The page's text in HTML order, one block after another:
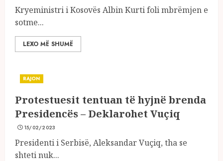
Kryeministri i Kosovës Albin Kurti foli mbrëmjen e
sotme...
LEXO MË SHUMË
RAJON
Protestuesit tentuan të hyjnë brenda
Presidencës – Deklarohet Vuçiq
15/02/2023
Presidenti i Serbisë, Aleksandar Vuçiq, tha se
shteti nuk...